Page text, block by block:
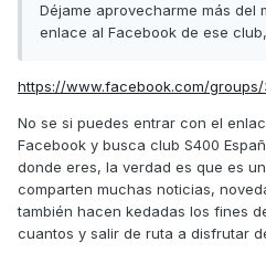
Déjame aprovecharme más del
enlace al Facebook de ese
https://www.facebook.com/
No se si puedes entrar con el
Facebook y busca club S400
donde eres, la verdad es que es
comparten muchas noticias,
también hacen kedadas los fines
cuantos y salir de ruta a disfrutar